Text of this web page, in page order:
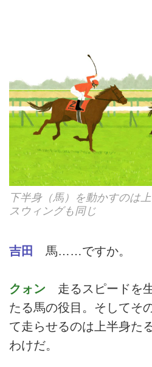
下半身（馬）を動かすのは
スウィングも同じ
吉田 馬……ですか。
クォン 走るスピードを
たる馬の役目。そしてそ
て走らせるのは上半身た
わけだ。